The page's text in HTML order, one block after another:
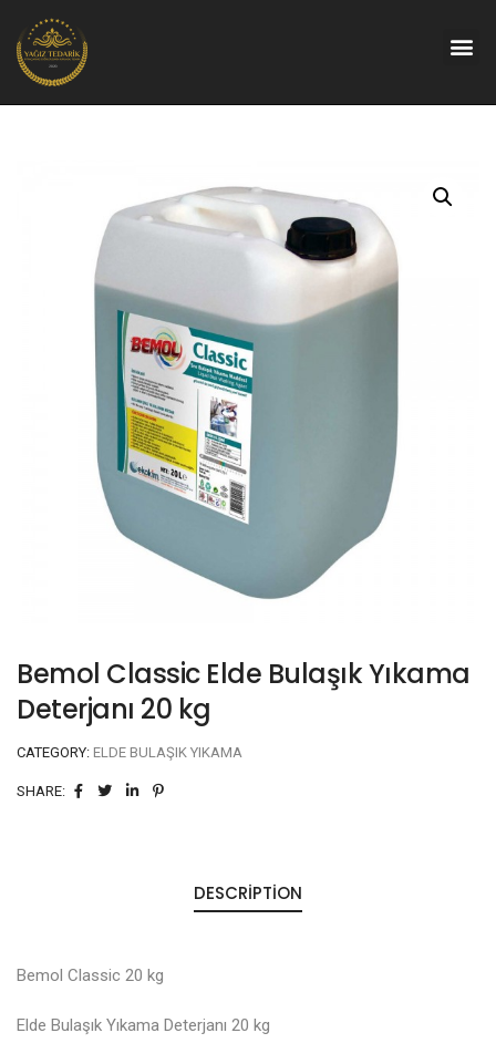
Bemol Classic Elde Bulaşık Yıkama
Deterjanı 20 kg
CATEGORY: ELDE BULAŞIK YIKAMA
SHARE:
DESCRIPTION
Bemol Classic 20 kg
Elde Bulaşık Yıkama Deterjanı 20 kg